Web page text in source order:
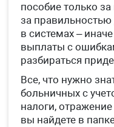
пособие только
за
в системах –
выплаты с
разбираться
Все, что нужно
больничных с
налоги,
вы найдете в